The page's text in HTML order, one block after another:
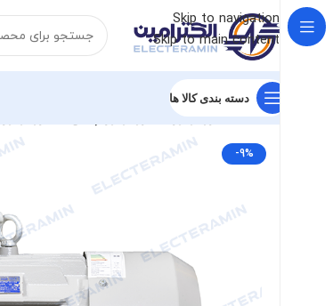
Skip to navigation
Skip to main content
دسته بندی کالا ها
خانه الکتروموتور
-9%